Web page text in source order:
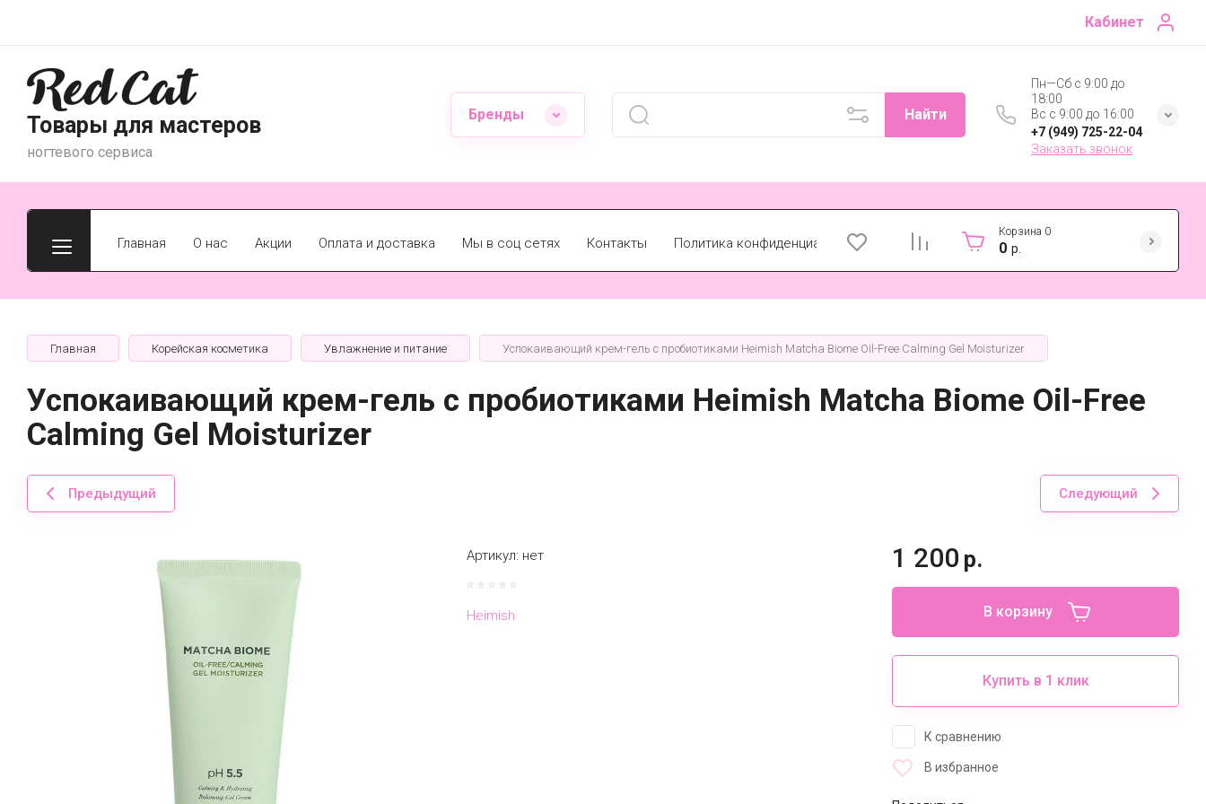
Кабинет
Товары для мастеров
ногтевого сервиса
Бренды Найти
Пн—Сб с 9:00 до
18:00
Вс с 9:00 до 16:00
+7 (949) 725-22-04
Заказать звонок
Главная О нас Акции Оплата и доставка Мы в соц сетях Контакты Политика конфиденциальности
Корзина 0
0 р.
Главная Корейская косметика Увлажнение и питание Успокаивающий крем-гель с пробиотиками Heimish Matcha Biome Oil-Free Calming Gel Moisturizer
Успокаивающий крем-гель с пробиотиками Heimish Matcha Biome Oil-Free
Calming Gel Moisturizer
Предыдущий Следующий
Артикул: нет
Heimish
1 200 р.
В корзину
Купить в 1 клик
К сравнению
В избранное